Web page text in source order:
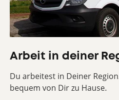
Arbeit in deiner
Du arbeitest in Deiner
bequem von Dir zu Hause.